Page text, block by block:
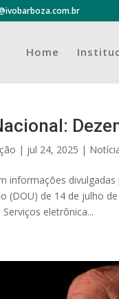
Home
| jul 24, 2025 |
informações
(DOU) de 14 de julho
eletrônica...